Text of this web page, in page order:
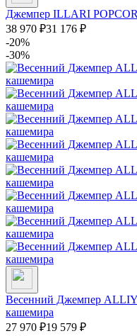
Джемпер ILLARI
38 970 ₽31 176 ₽
-20%
-30%
Весенний Джемпер
кашемира
27 970 ₽19 579 ₽